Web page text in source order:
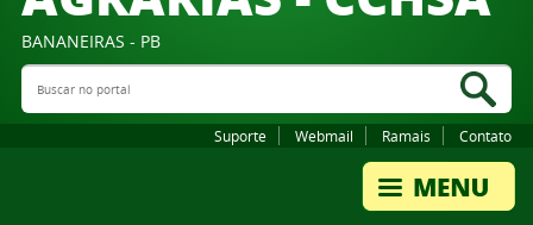
BANANEIRAS - PB
Buscar no portal
Suporte Webmail Ramais Contato